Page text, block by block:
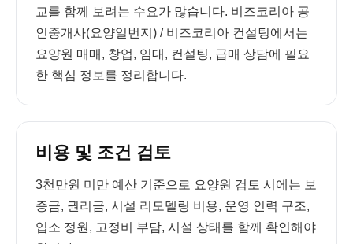
교를 함께 보려는 수요가 많습니다. 비즈코리아 공
인중개사(요양일번지) / 비즈코리아 컨설팅에서는
요양원 매매, 창업, 임대, 컨설팅, 급매 상담에 필요
한 핵심 정보를 정리합니다.
비용 및 조건 검토
3천만원 미만 예산 기준으로 요양원 검토 시에는 보
증금, 권리금, 시설 리모델링 비용, 운영 인력 구조,
입소 정원, 고정비 부담, 시설 상태를 함께 확인해야